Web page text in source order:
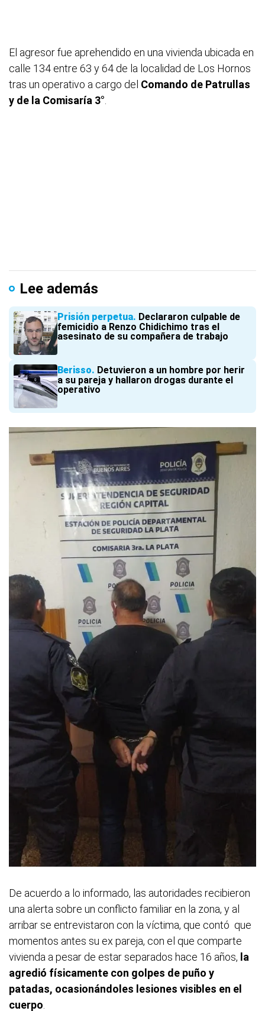
El agresor fue aprehendido en una vivienda ubicada en
calle 134 entre 63 y 64 de la localidad de Los Hornos
tras un operativo a cargo del Comando de Patrullas
y de la Comisaría 3°
Lee además
Prisión perpetua Declararon culpable de
femicidio a Renzo Chidichimo tras el
asesinato de su compañera de trabajo
Berisso Detuvieron a un hombre por herir
a su pareja y hallaron drogas durante el
operativo
De acuerdo a lo informado, las autoridades recibieron
una alerta sobre un conflicto familiar en la zona, y al
arribar se entrevistaron con la víctima, que contó que
momentos antes su ex pareja, con el que comparte
vivienda a pesar de estar separados hace 16 años, la
agredió físicamente con golpes de puño y
patadas, ocasionándoles lesiones visibles en el
cuerpo